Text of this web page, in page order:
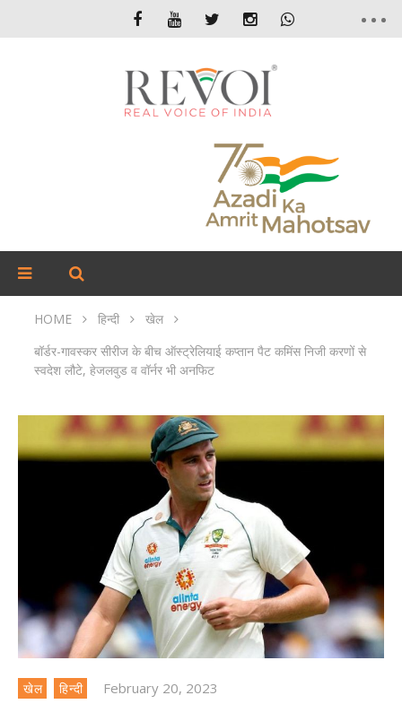
HOME हिन्दी
खेल
बॉर्डर-गावस्कर सीरीज के बीच ऑस्ट्रेलियाई कप्तान पैट कमिंस निजी करणों से
स्वदेश लौटे, हेजलवुड व वॉर्नर भी अनफिट
खेल हिन्दी February 20, 2023